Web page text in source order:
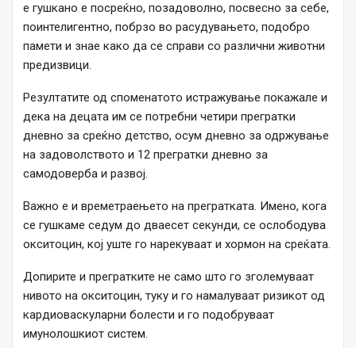
е гушкано е посреќно, позадоволно, посвесно за себе,
поинтелигентно, побрзо во расудувањето, подобро
памети и знае како да се справи со различни животни
предизвици.
Резултатите од споменатото истражување покажале и
дека на децата им се потребни четири прегратки
дневно за среќно детство, осум дневно за одржување
на задоволството и 12 прегратки дневно за
самодоверба и развој.
Важно е и времетраењето на прегратката. Имено, кога
се гушкаме седум до дваесет секунди, се ослободува
окситоцин, кој уште го нарекуваат и хормон на среќата.
Допирите и прегратките не само што го зголемуваат
нивото на окситоцин, туку и го намалуваат ризикот од
кардиоваскуларни болести и го подобруваат
имунолошкиот систем.